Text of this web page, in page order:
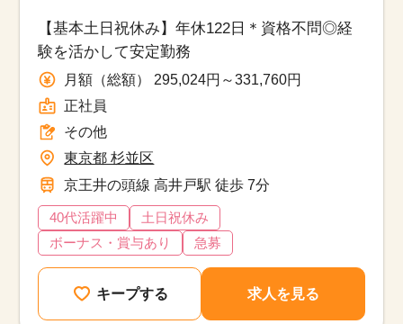
【基本土日祝休み】年休122日＊資格不問◎経
験を活かして安定勤務
月額（総額） 295,024円～331,760円
正社員
その他
東京都 杉並区
京王井の頭線 高井戸駅 徒歩 7分
40代活躍中
土日祝休み
ボーナス・賞与あり
急募
キープする 求人を見る